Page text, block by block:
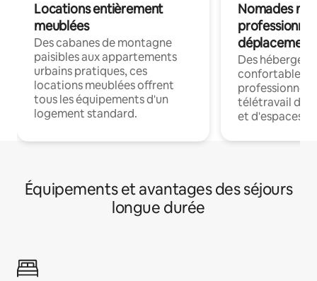
Locations entièrement
meublées
Des cabanes de montagne
paisibles aux appartements
urbains pratiques, ces
locations meublées offrent
tous les équipements d'un
logement standard.
Nomades
déplacement
Des
confortables
professionnels
télétravail
et d'espaces
Équipements et avantages des séjours
longue durée